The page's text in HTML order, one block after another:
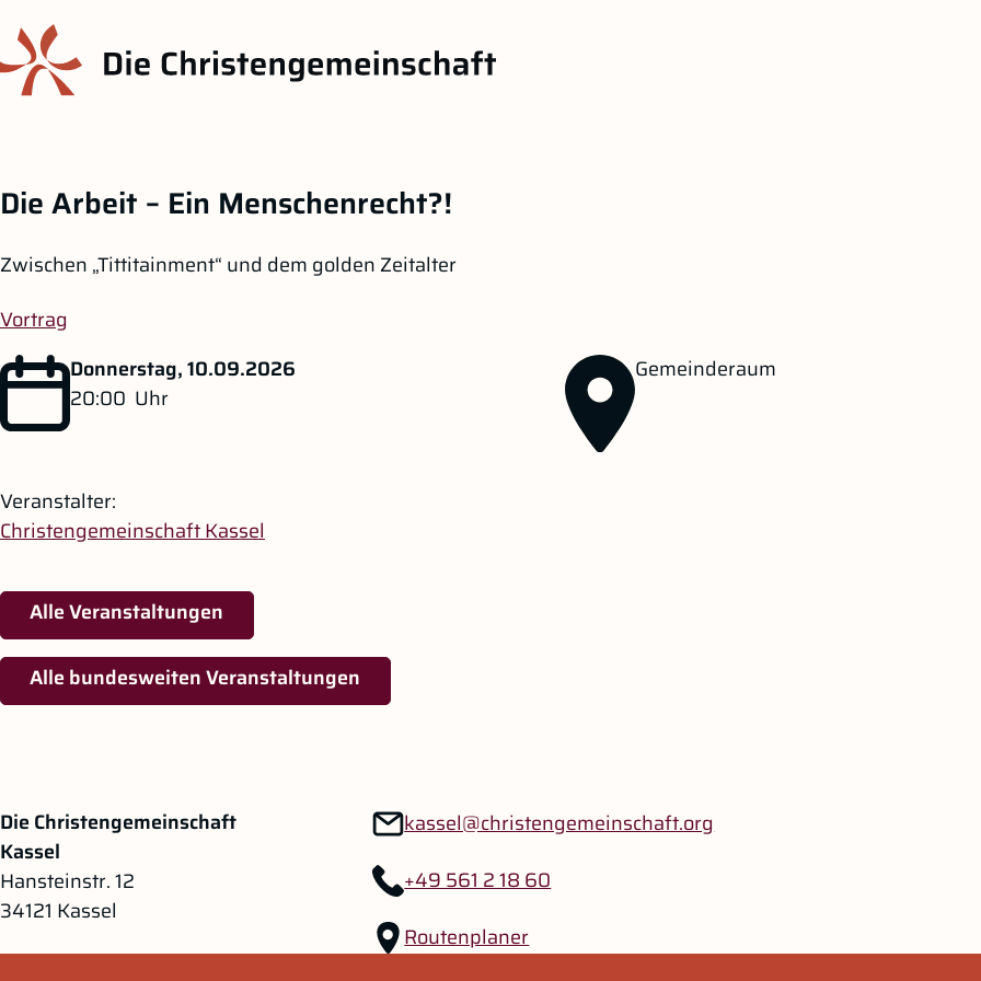
Die Arbeit – Ein Menschenrecht?!
Zwischen „Tittitainment“ und dem golden Zeitalter
Vortrag
Donnerstag, 10.09.2026
20:00 Uhr
Gemeinderaum
Veranstalter:
Christengemeinschaft Kassel
Alle Veranstaltungen
Alle bundesweiten Veranstaltungen
Zum Hauptinhalt springen
Zur Navigation springen
Die Christengemeinschaft
Kassel
Hansteinstr. 12
34121 Kassel
kassel@christengemeinschaft.org
+49 561 2 18 60
Routenplaner